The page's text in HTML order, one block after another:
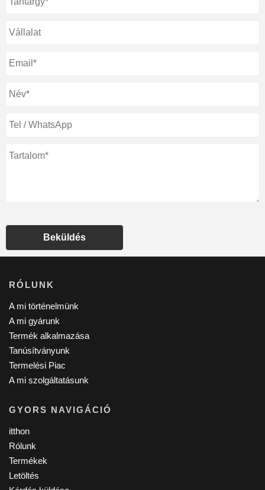
Beküldés
RÓLUNK
A mi történelmünk
A mi gyárunk
Termék alkalmazása
Tanúsítványunk
Termelési Piac
A mi szolgáltatásunk
GYORS NAVIGÁCIÓ
itthon
Rólunk
Termékek
Letöltés